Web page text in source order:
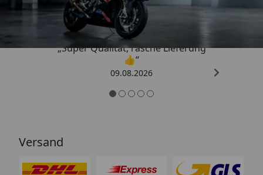
4,85/ 5
„Super Qualität, rasche Lieferung
👍“
09.08.2026
Versand